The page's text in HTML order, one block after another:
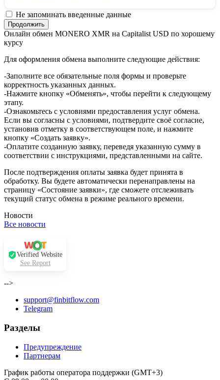
Не запоминать введенные данные
Онлайн обмен MONERO XMR на Capitalist USD по хорошему
курсу
Для оформления обмена выполните следующие действия:
-Заполните все обязательные поля формы и проверьте
корректность указанных данных.
-Нажмите кнопку «Обменять», чтобы перейти к следующему
этапу.
-Ознакомьтесь с условиями предоставления услуг обмена.
Если вы согласны с условиями, подтвердите своё согласие,
установив отметку в соответствующем поле, и нажмите
кнопку «Создать заявку».
-Оплатите созданную заявку, переведя указанную сумму в
соответствии с инструкциями, представленными на сайте.
После подтверждения оплаты заявка будет принята в
обработку. Вы будете автоматически перенаправлены на
страницу «Состояние заявки», где сможете отслеживать
текущий статус обмена в режиме реального времени.
Новости
Все новости
Verified Website
See Report
-->
support@finbitflow.com
Telegram
Разделы
Предупреждение
Партнерам
График работы оператора поддержки (GMT+3)